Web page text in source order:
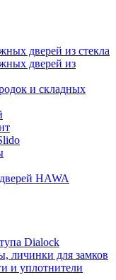
дверей из стекла
дверей из
и складных
HAWA
Dialock
личинки для замков
и уплотнители